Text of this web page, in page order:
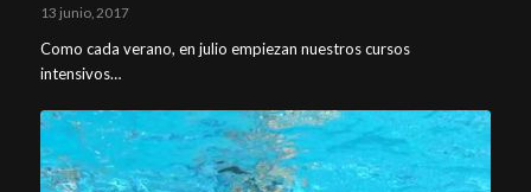
13 junio, 2017
Como cada verano, en julio empiezan nuestros cursos
intensivos…